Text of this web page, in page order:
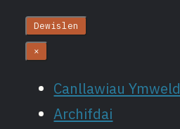
Dewislen
×
Canllawiau Ymweld
Archifdai